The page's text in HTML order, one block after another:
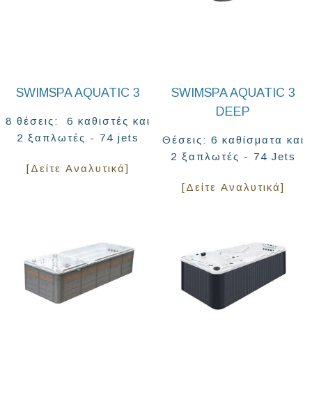
SWIMSPA AQUATIC 3
8 θέσεις: 6 καθιστές και
2 ξαπλωτές - 74 jets
[Δείτε Αναλυτικά]
SWIMSPA AQUATIC 3
DEEP
Θέσεις: 6 καθίσματα και
2 ξαπλωτές - 74 Jets
[Δείτε Αναλυτικά]